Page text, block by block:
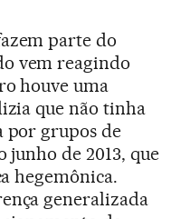
parte do
vem reagindo
houve uma
que não tinha
por grupos de
junho de 2013, que
hegemônica.
generalizada